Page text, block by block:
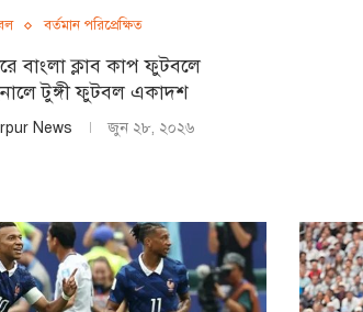
বর্তমান পরিপ্রেক্ষিত
বাংলা ক্লাব কাপ ফুটবলে
টুঙ্গী ফুটবল একাদশ
News জুন ২৮, ২০২৬